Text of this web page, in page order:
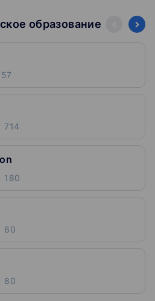
образование
714
180
60
80